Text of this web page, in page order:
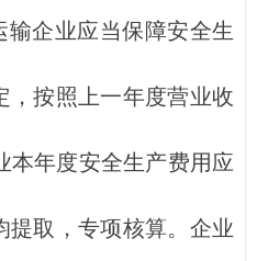
业应当保障安全生
，按照上一年度营业收
本年度安全生产费用应
提取，专项核算。企业